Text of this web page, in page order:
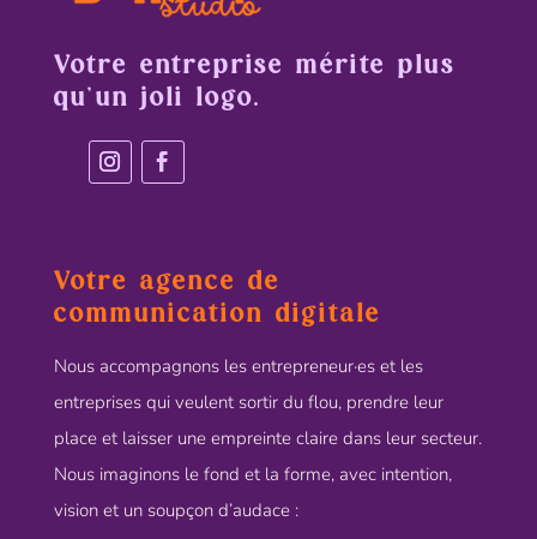
Votre entreprise mérite plus
qu’un joli logo.
Votre agence de
communication digitale
Nous accompagnons les entrepreneur·es et les
entreprises qui veulent sortir du flou, prendre leur
place et laisser une empreinte claire dans leur secteur.
Nous imaginons le fond et la forme, avec intention,
vision et un soupçon d’audace :